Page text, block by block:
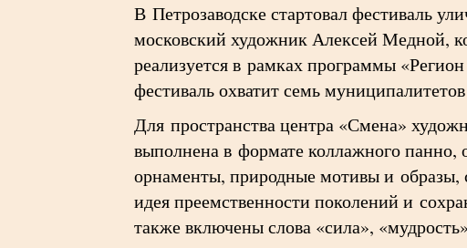
В Петрозаводске стартовал фестиваль
московский художник Алексей Медной,
реализуется в рамках программы
фестиваль охватит семь
Для пространства центра «Смена»
выполнена в формате коллажного
орнаменты, природные мотивы и образы,
идея преемственности поколений и
также включены слова «сила»,